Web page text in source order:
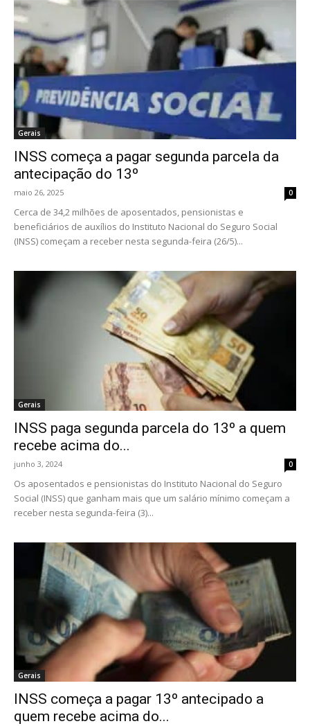
Gerais
INSS começa a pagar segunda parcela da
antecipação do 13º
maio 26, 2025 0
Cerca de 34,2 milhões de aposentados, pensionistas e
beneficiários de auxílios do Instituto Nacional do Seguro Social
(INSS) começam a receber nesta segunda-feira (26/5)...
Gerais
INSS paga segunda parcela do 13º a quem
recebe acima do...
junho 3, 2024 0
Os aposentados e pensionistas do Instituto Nacional do Seguro
Social (INSS) que ganham mais que um salário mínimo começam a
receber nesta segunda-feira (3)...
Gerais
INSS começa a pagar 13º antecipado a
quem recebe acima do...